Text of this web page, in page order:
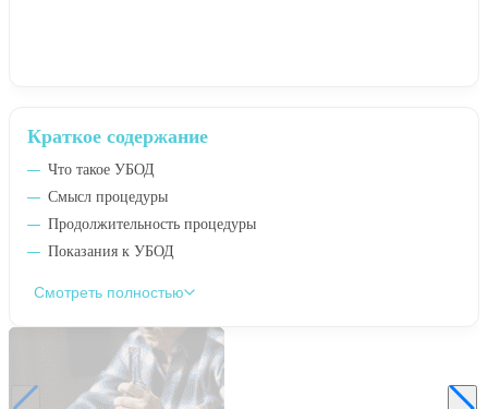
Краткое содержание
Что такое УБОД
Смысл процедуры
Продолжительность процедуры
Показания к УБОД
Смотреть полностью